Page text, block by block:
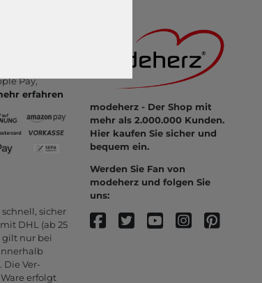
Rechnung,
Pay,
erfahren
sicher
DHL (ab 25
gilt nur bei
Die Ver­
er­folgt
modeherz - Der Shop mit
mehr als 2.000.000 Kunden.
Hier kaufen Sie sicher und
bequem ein.
Werden Sie Fan von
modeherz und folgen Sie
uns: